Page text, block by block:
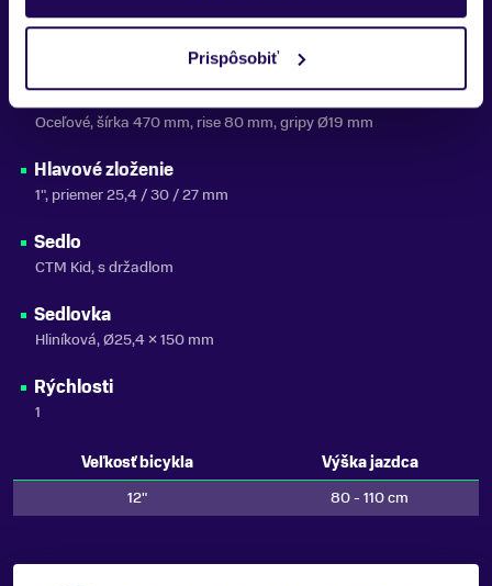
Prispôsobiť
Predstavec
CTM, 40 mm, priemer 22,2 mm
Riadidlá
Oceľové, šírka 470 mm, rise 80 mm, gripy Ø19 mm
Hlavové zloženie
1", priemer 25,4 / 30 / 27 mm
Sedlo
CTM Kid, s držadlom
Sedlovka
Hliníková, Ø25,4 × 150 mm
Rýchlosti
1
Veľkosť bicykla
Výška jazdca
12"
80 - 110 cm